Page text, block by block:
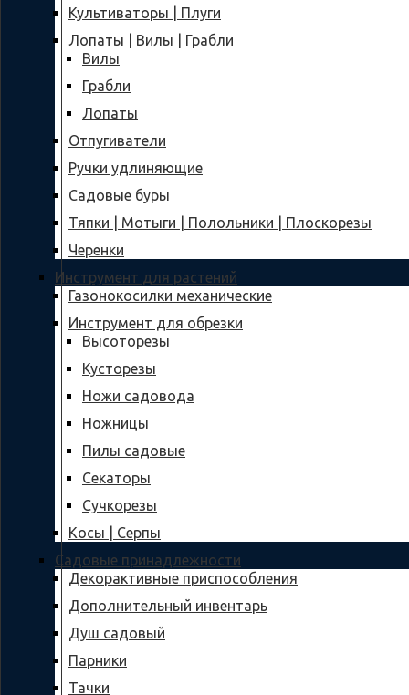
Культиваторы | Плуги
Лопаты | Вилы | Грабли
Вилы
Грабли
Лопаты
Отпугиватели
Ручки удлиняющие
Садовые буры
Тяпки | Мотыги | Полольники | Плоскорезы
Черенки
Инструмент для растений
Газонокосилки механические
Инструмент для обрезки
Высоторезы
Кусторезы
Ножи садовода
Ножницы
Пилы садовые
Секаторы
Сучкорезы
Косы | Серпы
Садовые принадлежности
Декорактивные приспособления
Дополнительный инвентарь
Душ садовый
Парники
Тачки